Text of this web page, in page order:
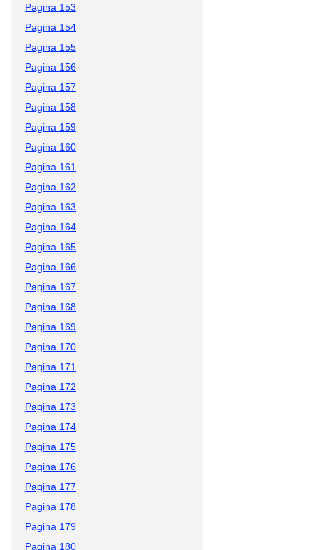
Pagina 153
Pagina 154
Pagina 155
Pagina 156
Pagina 157
Pagina 158
Pagina 159
Pagina 160
Pagina 161
Pagina 162
Pagina 163
Pagina 164
Pagina 165
Pagina 166
Pagina 167
Pagina 168
Pagina 169
Pagina 170
Pagina 171
Pagina 172
Pagina 173
Pagina 174
Pagina 175
Pagina 176
Pagina 177
Pagina 178
Pagina 179
Pagina 180